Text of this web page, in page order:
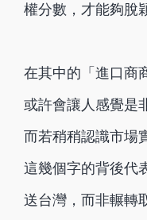
權分數，才能夠脫
在其中的「進口商
或許會讓人感覺是
而若稍稍認識市場
這幾個字的背後代
送台灣，而非輾轉